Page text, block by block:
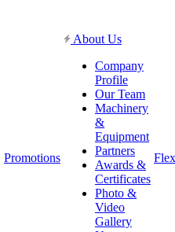
Promotions
About Us
Company
Profile
Our Team
Machinery
&
Equipment
Partners
Awards &
Certificates
Photo &
Video
Gallery